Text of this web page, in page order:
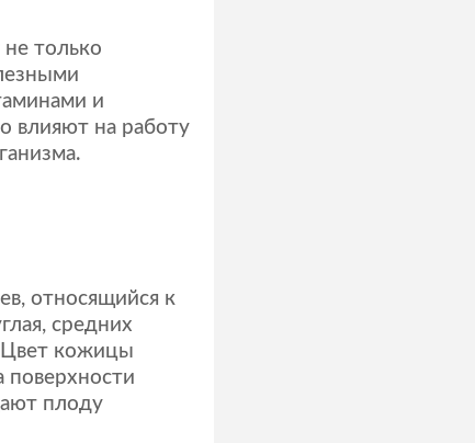
только
и
влияют на работу
относящийся к
средних
Цвет кожицы
плоду